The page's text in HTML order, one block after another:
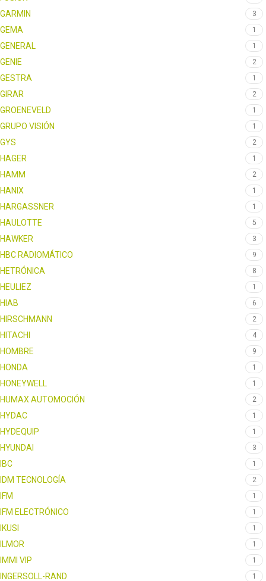
GARMIN 3
GEMA 1
GENERAL 1
GENIE 2
GESTRA 1
GIRAR 2
GROENEVELD 1
GRUPO VISIÓN 1
GYS 2
HAGER 1
HAMM 2
HANIX 1
HARGASSNER 1
HAULOTTE 5
HAWKER 3
HBC RADIOMÁTICO 9
HETRÓNICA 8
HEULIEZ 1
HIAB 6
HIRSCHMANN 2
HITACHI 4
HOMBRE 9
HONDA 1
HONEYWELL 1
HUMAX AUTOMOCIÓN 2
HYDAC 1
HYDEQUIP 1
HYUNDAI 3
IBC 1
IDM TECNOLOGÍA 2
IFM 1
IFM ELECTRÓNICO 1
IKUSI 1
ILMOR 1
IMMI VIP 1
INGERSOLL-RAND 1